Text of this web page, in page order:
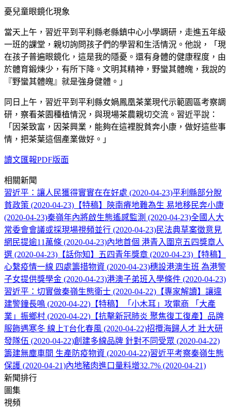
憂兒童眼鏡化現象
當天上午，習近平到平利縣老縣鎮中心小學調研，走進五年級
一班的課堂，親切詢問孩子們的學習和生活情況。他說，「現
在孩子普遍眼鏡化，這是我的隱憂。還有身體的健康程度，由
於體育鍛煉少，有所下降。文明其精神，野蠻其體魄，我說的
『野蠻其體魄』就是強身健體。」
同日上午，習近平到平利縣女媧鳳凰茶業現代示範園區考察調
研，察看茶園種植情況，與現場茶農親切交流。習近平說：
「因茶致富，因茶興業，能夠在這裡脫貧奔小康，做好這些事
情，把茶葉這個產業做好。」
讀文匯報PDF版面
相關新聞
習近平：讓人民獲得實實在在好處 (2020-04-23)平利縣部分脫
貧政策 (2020-04-23) 【特稿】陝南瘠地難為生 易地移民奔小康
(2020-04-23)秦嶺年內將啟生態遙感監測 (2020-04-23)全國人大
常委會會議或採現場視頻並行 (2020-04-23)民法典草案徵意見
網民提逾11萬條 (2020-04-23)內地首個 港青入圍京五四獎章人
選 (2020-04-23) 【話你知】五四青年獎章 (2020-04-23) 【特稿】
心繫疫情一線 四處籌措物資 (2020-04-23)穗設港澳生班 為港警
子女提供獎學金 (2020-04-23)港澳子弟班入學條件 (2020-04-23)
習近平：切實做秦嶺生態衛士 (2020-04-22) 【專家解讀】讓違
建警鐘長鳴 (2020-04-22) 【特稿】「小木耳」攻電商 「大產
業」振鄉村 (2020-04-22) 【抗擊新冠肺炎 聚焦復工復產】品牌
服飾遇寒冬 線上T台化春風 (2020-04-22)招攬海歸人才 壯大研
發隊伍 (2020-04-22)創建多線品牌 針對不同受眾 (2020-04-22)
籌建無塵車間 生產防疫物資 (2020-04-22)習近平考察秦嶺生態
保護 (2020-04-21)內地豬肉進口量料增32.7% (2020-04-21)
新聞排行
圖集
視頻